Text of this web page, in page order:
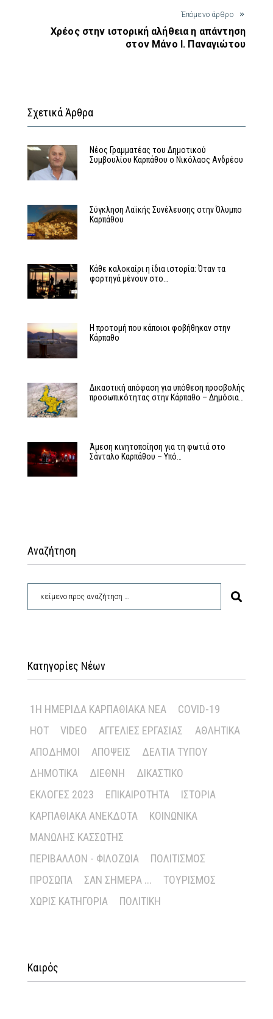
Έπόμενο άρθρο
Χρέος στην ιστορική αλήθεια η απάντηση
στον Μάνο Ι. Παναγιώτου
Σχετικά Άρθρα
Νέος Γραμματέας του Δημοτικού
Συμβουλίου Καρπάθου ο Νικόλαος Ανδρέου
Σύγκληση Λαϊκής Συνέλευσης στην Όλυμπο
Καρπάθου
Κάθε καλοκαίρι η ίδια ιστορία: Όταν τα
φορτηγά μένουν στο…
Η προτομή που κάποιοι φοβήθηκαν στην
Κάρπαθο
Δικαστική απόφαση για υπόθεση προσβολής
προσωπικότητας στην Κάρπαθο – Δημόσια…
Άμεση κινητοποίηση για τη φωτιά στο
Σάνταλο Καρπάθου – Υπό…
Αναζήτηση
Κατηγορίες Νέων
1Η ΗΜΕΡΊΔΑ ΚΑΡΠΑΘΙΑΚΆ ΝΈΑ
COVID-19
HOT
VIDEO ΑΓΓΕΛΊΕΣ ΕΡΓΑΣΊΑΣ
ΑΘΛΗΤΙΚΆ
ΑΠΌΔΗΜΟΙ
ΑΠΌΨΕΙΣ
ΔΕΛΤΊΑ ΤΎΠΟΥ
ΔΗΜΟΤΙΚΆ
ΔΙΕΘΝΉ
ΔΙΚΑΣΤΙΚΌ
ΕΚΛΟΓΈΣ 2023
ΕΠΙΚΑΙΡΌΤΗΤΑ
ΙΣΤΟΡΊΑ
ΚΑΡΠΑΘΙΑΚΆ ΑΝΈΚΔΟΤΑ
ΚΟΙΝΩΝΙΚΆ
ΜΑΝΏΛΗΣ ΚΑΣΣΏΤΗΣ
ΠΕΡΙΒΆΛΛΟΝ - ΦΙΛΟΖΩΊΑ
ΠΟΛΙΤΙΣΜΌΣ
ΠΡΌΣΩΠΑ
ΣΑΝ ΣΉΜΕΡΑ ...
ΤΟΥΡΙΣΜΌΣ
ΧΩΡΊΣ ΚΑΤΗΓΟΡΊΑ
ΠΟΛΙΤΙΚΉ
Καιρός